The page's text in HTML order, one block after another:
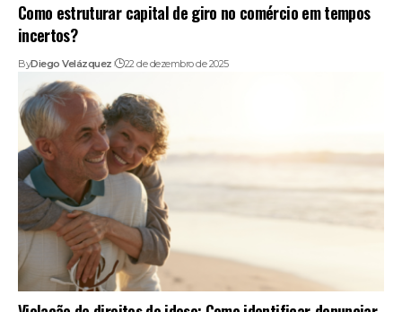
Como estruturar capital de giro no comércio em tempos
incertos?
ByDiego Velázquez 22 de dezembro de 2025